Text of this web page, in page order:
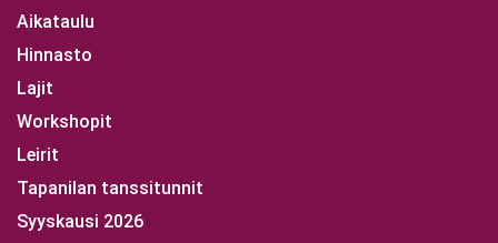
Aikataulu
Hinnasto
Lajit
Workshopit
Leirit
Tapanilan tanssitunnit
Syyskausi 2026